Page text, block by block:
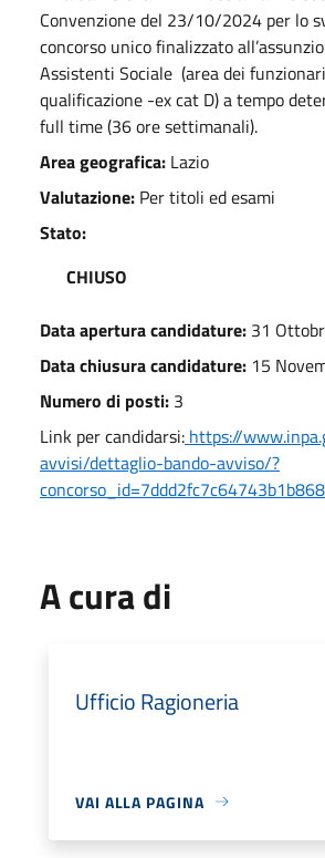
Convenzione del 23/10/2024 per lo
concorso unico finalizzato
Assistenti Sociale (area dei
qualificazione -ex cat D) a tempo
full time (36 ore settimanali).
Area geografica: Lazio
Valutazione: Per titoli ed esami
Stato:
CHIUSO
Data apertura candidature: 31
Data chiusura candidature: 15
Numero di posti: 3
Link per candidarsi: https://
avvisi/dettaglio-bando-avviso/?
A cura di
Ufficio Ragioneria
VAI ALLA PAGINA